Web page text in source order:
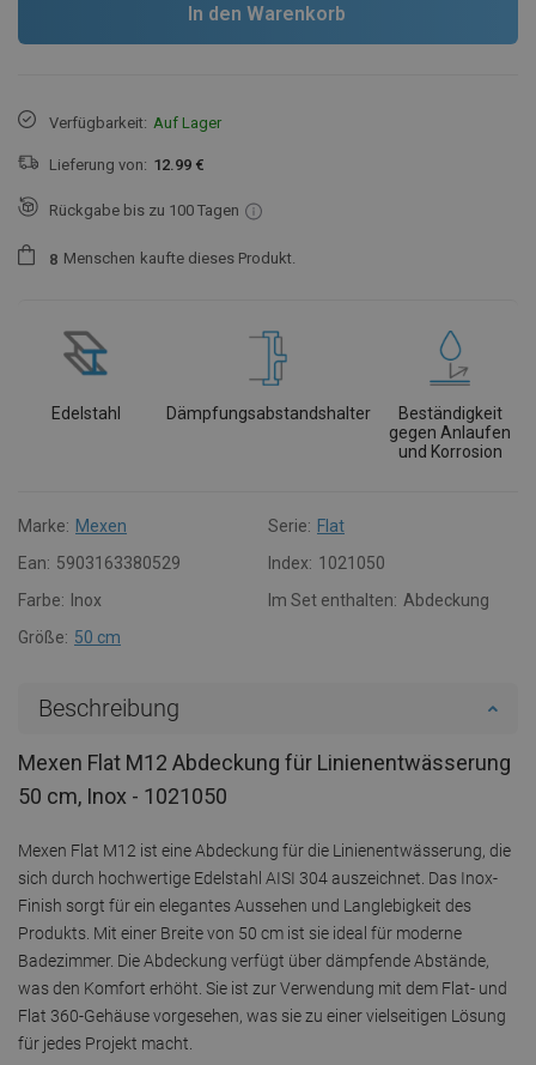
In den Warenkorb
Verfügbarkeit: Auf Lager
Lieferung von: 12.99 €
Rückgabe bis zu 100 Tagen
8 Menschen kaufte dieses Produkt.
Edelstahl Dämpfungsabstandshalter
Beständigkeit
gegen Anlaufen
und Korrosion
Marke: Mexen Serie: Flat
Ean: 5903163380529 Index: 1021050
Farbe:
Inox Im Set enthalten: Abdeckung
Größe: 50 cm
Beschreibung
Mexen Flat M12 Abdeckung für Linienentwässerung
50 cm, Inox - 1021050
Mexen Flat M12 ist eine Abdeckung für die Linienentwässerung, die
sich durch hochwertige Edelstahl AISI 304 auszeichnet. Das Inox-
Finish sorgt für ein elegantes Aussehen und Langlebigkeit des
Produkts. Mit einer Breite von 50 cm ist sie ideal für moderne
Badezimmer. Die Abdeckung verfügt über dämpfende Abstände,
was den Komfort erhöht. Sie ist zur Verwendung mit dem Flat- und
Flat 360-Gehäuse vorgesehen, was sie zu einer vielseitigen Lösung
für jedes Projekt macht.